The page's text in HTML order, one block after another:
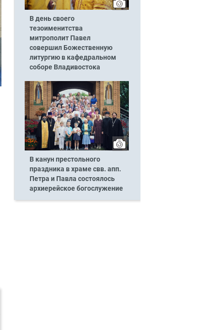
В день своего
тезоименитства
митрополит Павел
совершил Божественную
литургию в кафедральном
соборе Владивостока
В канун престольного
праздника в храме свв. апп.
Петра и Павла состоялось
архиерейское богослужение